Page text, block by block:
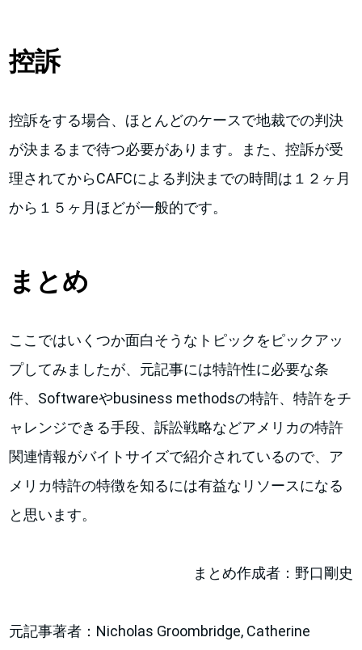
控訴
控訴をする場合、ほとんどのケースで地裁での判決
が決まるまで待つ必要があります。また、控訴が受
理されてからCAFCによる判決までの時間は１２ヶ月
から１５ヶ月ほどが一般的です。
まとめ
ここではいくつか面白そうなトピックをピックアッ
プしてみましたが、元記事には特許性に必要な条
件、Softwareやbusiness methodsの特許、特許をチ
ャレンジできる手段、訴訟戦略などアメリカの特許
関連情報がバイトサイズで紹介されているので、ア
メリカ特許の特徴を知るには有益なリソースになる
と思います。
まとめ作成者：野口剛史
元記事著者：Nicholas Groombridge, Catherine